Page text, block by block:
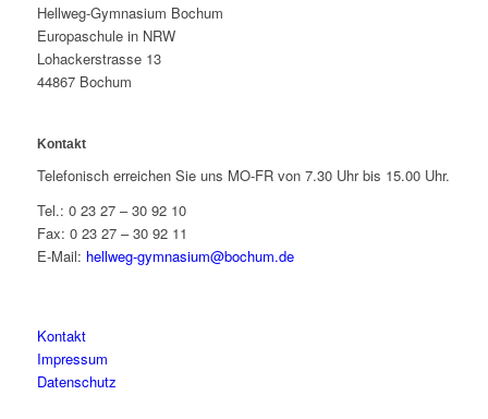
Hellweg-Gymnasium Bochum
Europaschule in NRW
Lohackerstrasse 13
44867 Bochum
Kontakt
Telefonisch erreichen Sie uns MO-FR von 7.30 Uhr bis 15.00 Uhr.
Tel.: 0 23 27 – 30 92 10
Fax: 0 23 27 – 30 92 11
E-Mail: hellweg-gymnasium@bochum.de
Kontakt
Impressum
Datenschutz